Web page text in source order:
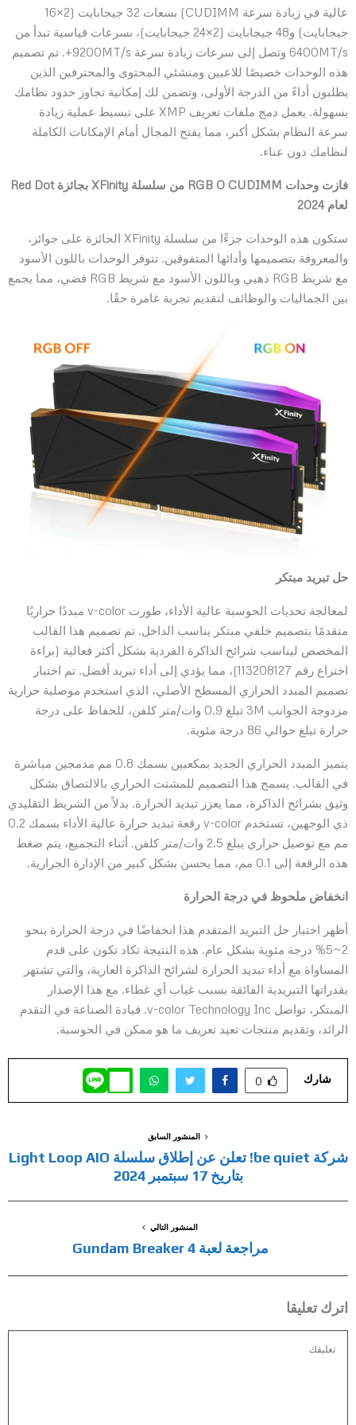
عالية في زيادة سرعة CUDIMM) بسعات 32 جيجابايت (2×16
جيجابايت) و48 جيجابايت (2×24 جيجابايت)، بسرعات قياسية تبدأ من
6400MT/s وتصل إلى سرعات زيادة سرعة 9200MT/s+. تم تصميم
هذه الوحدات خصيصًا للاعبين ومنشئي المحتوى والمحترفين الذين
يطلبون أداءً من الدرجة الأولى، وتضمن لك إمكانية تجاوز حدود نظامك
بسهولة. يعمل دمج ملفات تعريف XMP على تبسيط عملية زيادة
سرعة النظام بشكل أكبر، مما يفتح المجال أمام الإمكانات الكاملة
لنظامك دون عناء.
فازت وحدات RGB O CUDIMM من سلسلة XFinity بجائزة Red Dot
لعام 2024
ستكون هذه الوحدات جزءًا من سلسلة XFinity الحائزة على جوائز،
والمعروفة بتصميمها وأدائها المتفوقين. تتوفر الوحدات باللون الأسود
مع شريط RGB ذهبي وباللون الأسود مع شريط RGB فضي، مما يجمع
بين الجماليات والوظائف لتقديم تجربة غامرة حقًا.
حل تبريد مبتكر
لمعالجة تحديات الحوسبة عالية الأداء، طورت v-color مبددًا حراريًا
متقدمًا بتصميم خلفي مبتكر يناسب الداخل. تم تصميم هذا القالب
المخصص ليناسب شرائح الذاكرة الفردية بشكل أكثر فعالية (براءة
اختراع رقم 113208127)، مما يؤدي إلى أداء تبريد أفضل. تم اختبار
تصميم المبدد الحراري المسطح الأصلي، الذي استخدم موصلية حرارية
مزدوجة الجوانب 3M تبلغ 0.9 وات/متر كلفن، للحفاظ على درجة
حرارة تبلغ حوالي 86 درجة مئوية.
يتميز المبدد الحراري الجديد بمكعبين بسمك 0.8 مم مدمجين مباشرة
في القالب. يسمح هذا التصميم للمشتت الحراري بالالتصاق بشكل
وثيق بشرائح الذاكرة، مما يعزز تبديد الحرارة. بدلاً من الشريط التقليدي
ذي الوجهين، تستخدم v-color رقعة تبديد حرارة عالية الأداء بسمك 0.2
مم مع توصيل حراري يبلغ 2.5 وات/متر كلفن. أثناء التجميع، يتم ضغط
هذه الرقعة إلى 0.1 مم، مما يحسن بشكل كبير من الإدارة الحرارية.
انخفاض ملحوظ في درجة الحرارة
أظهر اختبار حل التبريد المتقدم هذا انخفاضًا في درجة الحرارة بنحو
2~5% درجة مئوية بشكل عام. هذه النتيجة تكاد تكون على قدم
المساواة مع أداء تبديد الحرارة لشرائح الذاكرة العارية، والتي تشتهر
بقدراتها التبريدية الفائقة بسبب غياب أي غطاء. مع هذا الإصدار
المبتكر، تواصل v-color Technology Inc. قيادة الصناعة في التقدم
الرائد، وتقديم منتجات تعيد تعريف ما هو ممكن في الحوسبة.
شارك 0
المنشور السابق
شركة be quiet! تعلن عن إطلاق سلسلة Light Loop AIO
بتاريخ 17 سبتمبر 2024
المنشور التالي
مراجعة لعبة Gundam Breaker 4
اترك تعليقا